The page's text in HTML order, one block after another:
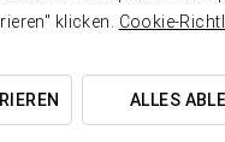
klicken. Cookie-
ALLES